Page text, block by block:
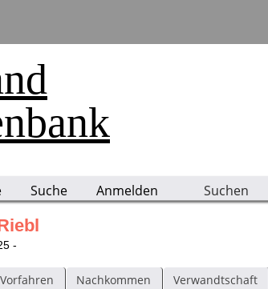
Suche Anmelden Suchen
-
Vorfahren Nachkommen Verwandtschaft